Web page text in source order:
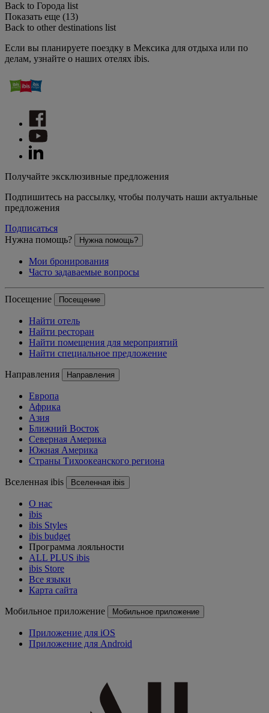
Back to Города list
Показать еще (13)
Back to other destinations list
Если вы планируете поездку в Мексика для отдыха или по
делам, узнайте о наших отелях ibis.
Получайте эксклюзивные предложения
Подпишитесь на рассылку, чтобы получать наши актуальные
предложения
Подписаться
Нужна помощь?
Нужна помощь?
Мои бронирования
Часто задаваемые вопросы
Посещение Посещение
Найти отель
Найти ресторан
Найти помещения для мероприятий
Найти специальное предложение
Направления Направления
Европа
Африка
Азия
Ближний Восток
Северная Америка
Южная Америка
Страны Тихоокеанского региона
Вселенная ibis Вселенная ibis
О нас
ibis
ibis Styles
ibis budget
Программа лояльности
ALL PLUS ibis
ibis Store
Все языки
Карта сайта
Мобильное приложение Мобильное приложение
Приложение для iOS
Приложение для Android